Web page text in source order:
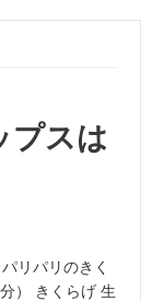
プスは
リパリのきく
） きくらげ 生